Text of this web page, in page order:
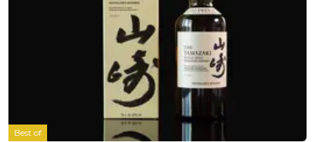
Best of